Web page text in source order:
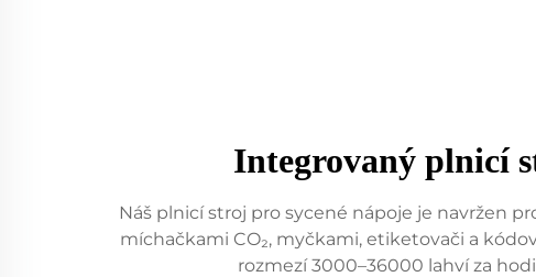
Integrovaný plnicí
Náš plnicí stroj pro sycené nápoje je navržen
míchačkami CO₂, myčkami, etiketovači a
rozmezí 3000–36000 lahví za